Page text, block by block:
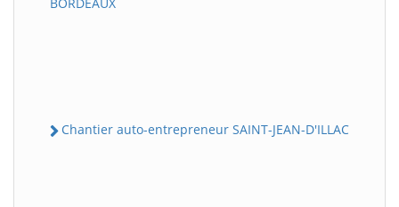
Chantier auto-entrepreneur SAINT-JEAN-D'ILLAC